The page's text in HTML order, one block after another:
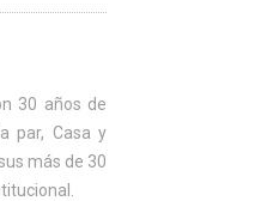
30 años de
par, Casa y
más de 30